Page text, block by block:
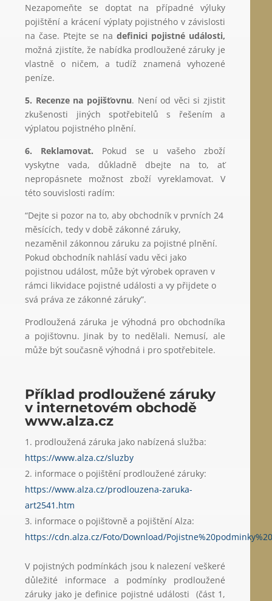
Nezapomeňte se doptat na případné výluky
pojištění a krácení výplaty pojistného v závislosti
na čase. Ptejte se nadefinici pojistné události,
možná zjistíte, že nabídka prodloužené záruky je
vlastně o ničem, a tudíž znamená vyhozené
peníze.
5. Recenze na pojišťovnu. Není od věci si zjistit
zkušenosti jiných spotřebitelů s řešením a
výplatou pojistného plnění.
6. Reklamovat. Pokud se u vašeho zboží
vyskytne vada, důkladně dbejte na to, ať
nepropásnete možnost zboží vyreklamovat. V
této souvislosti radím:
“Dejte si pozor na to, aby obchodník v prvních 24
měsících, tedy v době zákonné záruky,
nezaměnil zákonnou záruku za pojistné plnění.
Pokud obchodník nahlásí vadu věci jako
pojistnou událost, může být výrobek opraven v
rámci likvidace pojistné události a vy přijdete o
svá práva ze zákonné záruky”.
Prodloužená záruka je výhodná pro obchodníka
a pojišťovnu. Jinak by to nedělali. Nemusí, ale
může být současně výhodná i pro spotřebitele.
Příklad prodloužené záruky
v internetovém obchodě
www.alza.cz
prodloužená záruka jako nabízená služba:
https://www.alza.cz/sluzby
informace o pojištění prodloužené záruky:
https://www.alza.cz/prodlouzena-zaruka-
art2541.htm
informace o pojišťovně a pojištění Alza:
https://cdn.alza.cz/Foto/Download/
V pojistných podmínkách jsou k nalezení veškeré
důležité informace a podmínky prodloužené
záruky jako je definice pojistné události (část 1,